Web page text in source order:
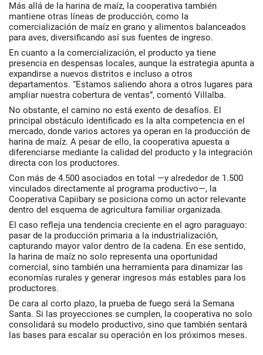
Más allá de la harina de maíz, la cooperativa también
mantiene otras líneas de producción, como la
comercialización de maíz en grano y alimentos balanceados
para aves, diversificando así sus fuentes de ingreso.
En cuanto a la comercialización, el producto ya tiene
presencia en despensas locales, aunque la estrategia apunta a
expandirse a nuevos distritos e incluso a otros
departamentos. “Estamos saliendo ahora a otros lugares para
ampliar nuestra cobertura de ventas”, comentó Villalba.
No obstante, el camino no está exento de desafíos. El
principal obstáculo identificado es la alta competencia en el
mercado, donde varios actores ya operan en la producción de
harina de maíz. A pesar de ello, la cooperativa apuesta a
diferenciarse mediante la calidad del producto y la integración
directa con los productores.
Con más de 4.500 asociados en total —y alrededor de 1.500
vinculados directamente al programa productivo—, la
Cooperativa Capiibary se posiciona como un actor relevante
dentro del esquema de agricultura familiar organizada.
El caso refleja una tendencia creciente en el agro paraguayo:
pasar de la producción primaria a la industrialización,
capturando mayor valor dentro de la cadena. En ese sentido,
la harina de maíz no solo representa una oportunidad
comercial, sino también una herramienta para dinamizar las
economías rurales y generar ingresos más estables para los
productores.
De cara al corto plazo, la prueba de fuego será la Semana
Santa. Si las proyecciones se cumplen, la cooperativa no solo
consolidará su modelo productivo, sino que también sentará
las bases para escalar su operación en los próximos meses.